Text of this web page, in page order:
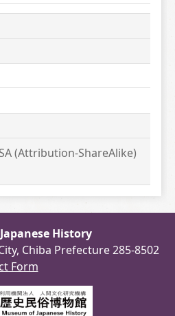
SA (Attribution-ShareAlike)
History
Chiba Prefecture 285-8502
Form